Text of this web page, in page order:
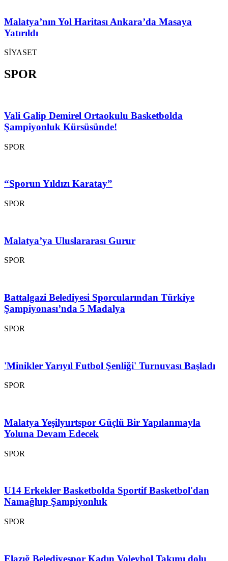
Malatya’nın Yol Haritası Ankara’da Masaya
Yatırıldı
SİYASET
SPOR
Vali Galip Demirel Ortaokulu Basketbolda
Şampiyonluk Kürsüsünde!
SPOR
“Sporun Yıldızı Karatay”
SPOR
Malatya’ya Uluslararası Gurur
SPOR
Battalgazi Belediyesi Sporcularından Türkiye
Şampiyonası’nda 5 Madalya
SPOR
'Minikler Yarıyıl Futbol Şenliği' Turnuvası Başladı
SPOR
Malatya Yeşilyurtspor Güçlü Bir Yapılanmayla
Yoluna Devam Edecek
SPOR
U14 Erkekler Basketbolda Sportif Basketbol'dan
Namağlup Şampiyonluk
SPOR
Elazığ Belediyespor Kadın Voleybol Takımı dolu